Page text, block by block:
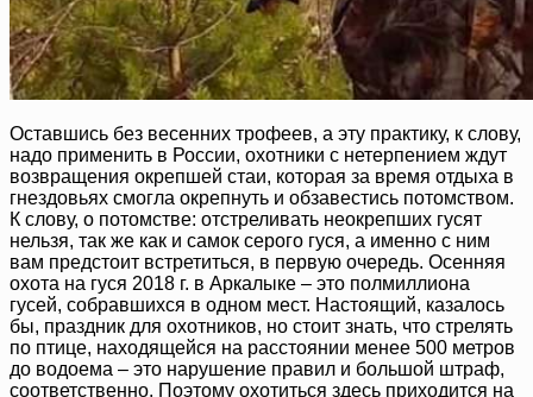
Оставшись без весенних трофеев, а эту практику, к слову,
надо применить в России, охотники с нетерпением ждут
возвращения окрепшей стаи, которая за время отдыха в
гнездовьях смогла окрепнуть и обзавестись потомством.
К слову, о потомстве: отстреливать неокрепших гусят
нельзя, так же как и самок серого гуся, а именно с ним
вам предстоит встретиться, в первую очередь. Осенняя
охота на гуся 2018 г. в Аркалыке – это полмиллиона
гусей, собравшихся в одном мест. Настоящий, казалось
бы, праздник для охотников, но стоит знать, что стрелять
по птице, находящейся на расстоянии менее 500 метров
до водоема – это нарушение правил и большой штраф,
соответственно. Поэтому охотиться здесь приходится на